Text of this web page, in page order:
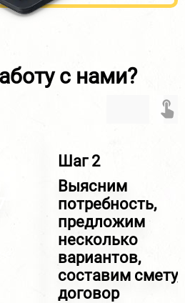
с нами?
Шаг 2
Выясним
потребность,
предложим
несколько
вариантов,
составим смету,
договор